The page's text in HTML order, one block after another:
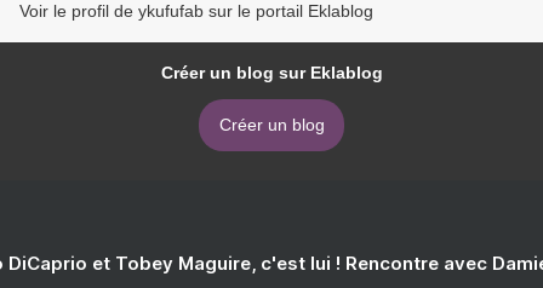
Voir le profil de ykufufab sur le portail Eklablog
Créer un blog sur Eklablog
Créer un blog
DiCaprio et Tobey Maguire, c'est lui ! Rencontre avec